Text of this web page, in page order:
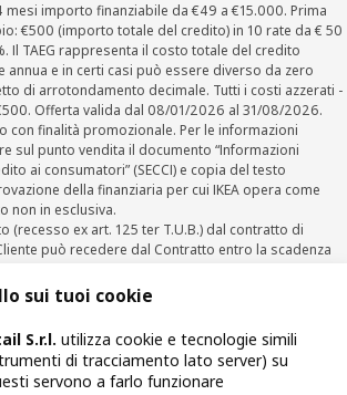
mesi importo finanziabile da €49 a €15.000. Prima
€500 (importo totale del credito) in 10 rate da € 50
Il TAEG rappresenta il costo totale del credito
annua e in certi casi può essere diverso da zero
di arrotondamento decimale. Tutti i costi azzerati -
Offerta valida dal 08/01/2026 al 31/08/2026.
con finalità promozionale. Per le informazioni
sul punto vendita il documento “Informazioni
ai consumatori” (SECCI) e copia del testo
della finanziaria per cui IKEA opera come
non in esclusiva.
(recesso ex art. 125 ter T.U.B.) dal contratto di
può recedere dal Contratto entro la scadenza
una richiesta scritta di recesso ad Agos a mezzo
), pec (info@pec.agosducato.it
280 - 20126 Milano) e per via telematica –
sul sito
www.agos.it
(“Recesso”) - anche per richieste
con canali a distanza. In caso di pre-
di recesso da parte del Cliente deve essere
cui sopra entro 30 giorni dalla data di accettazione
sui tuoi cookie
S.r.l. utilizza cookie e tecnologie simili
di tracciamento lato server) su
servono a farlo funzionare